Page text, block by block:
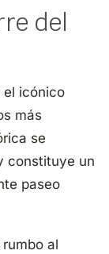
del
el icónico
más
se
constituye un
paseo
al